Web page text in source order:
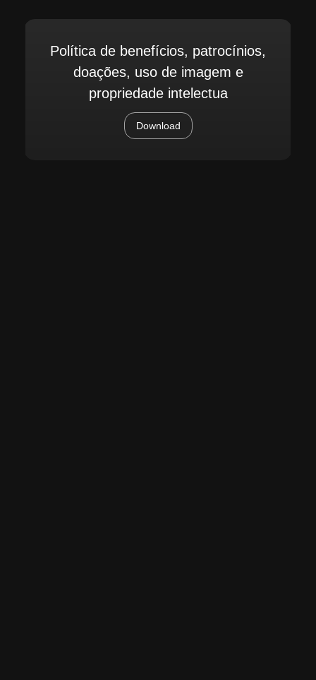
Política de benefícios, patrocínios,
doações, uso de imagem e
propriedade intelectua
Download